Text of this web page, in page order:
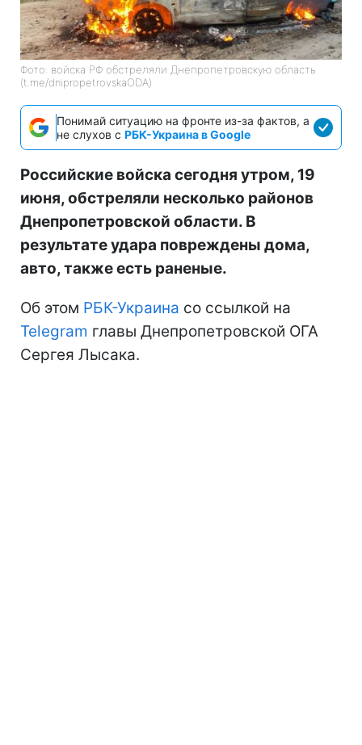
Фото: войска РФ обстреляли Днепропетровскую область
(t.me/dnipropetrovskaODA)
Понимай ситуацию на фронте из-за фактов, а
не слухов с РБК-Украина в Google
Российские войска сегодня утром, 19
июня, обстреляли несколько районов
Днепропетровской области. В
результате удара повреждены дома,
авто, также есть раненые.
Об этом РБК-Украина со ссылкой на
Telegram главы Днепропетровской ОГА
Сергея Лысака.